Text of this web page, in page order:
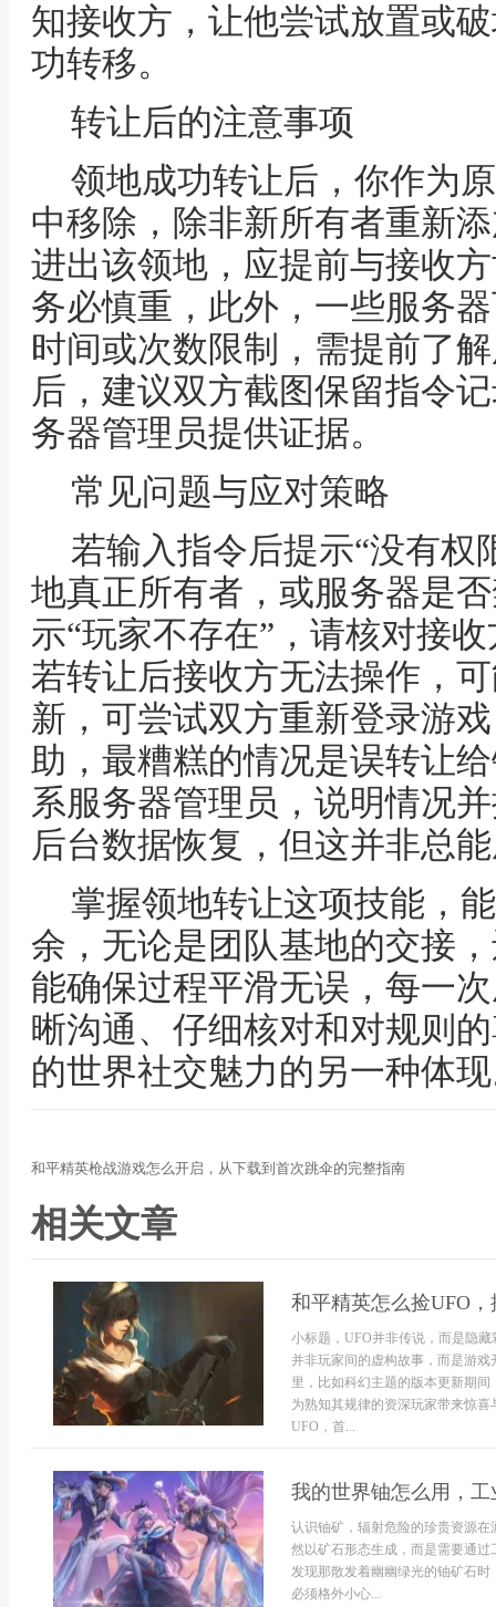
知接收方，让他尝试放置或
功转移。
转让后的注意事项
领地成功转让后，你作为
中移除，除非新所有者重新
进出该领地，应提前与接收
务必慎重，此外，一些服务
时间或次数限制，需提前了
后，建议双方截图保留指令
务器管理员提供证据。
常见问题与应对策略
若输入指令后提示“没有权
地真正所有者，或服务器是
示“玩家不存在”，请核对接
若转让后接收方无法操作，
新，可尝试双方重新登录游
助，最糟糕的情况是误转让
系服务器管理员，说明情况
后台数据恢复，但这并非总
掌握领地转让这项技能，
余，无论是团队基地的交接
能确保过程平滑无误，每一
晰沟通、仔细核对和对规则
的世界社交魅力的另一种体
和平精英枪战游戏怎么开启，从下载到首次跳伞的完整指南
相关文章
和平精英怎么捡UFO
小标题，UFO并非传说，而是隐
并非玩家间的虚构故事，而是游
里，比如科幻主题的版本更新期
为熟知其规律的资深玩家带来惊
UFO，首...
我的世界铀怎么用，
认识铀矿，辐射危险的珍贵资源
然以矿石形态生成，而是需要通
发现那散发着幽幽绿光的铀矿石
必须格外小心...